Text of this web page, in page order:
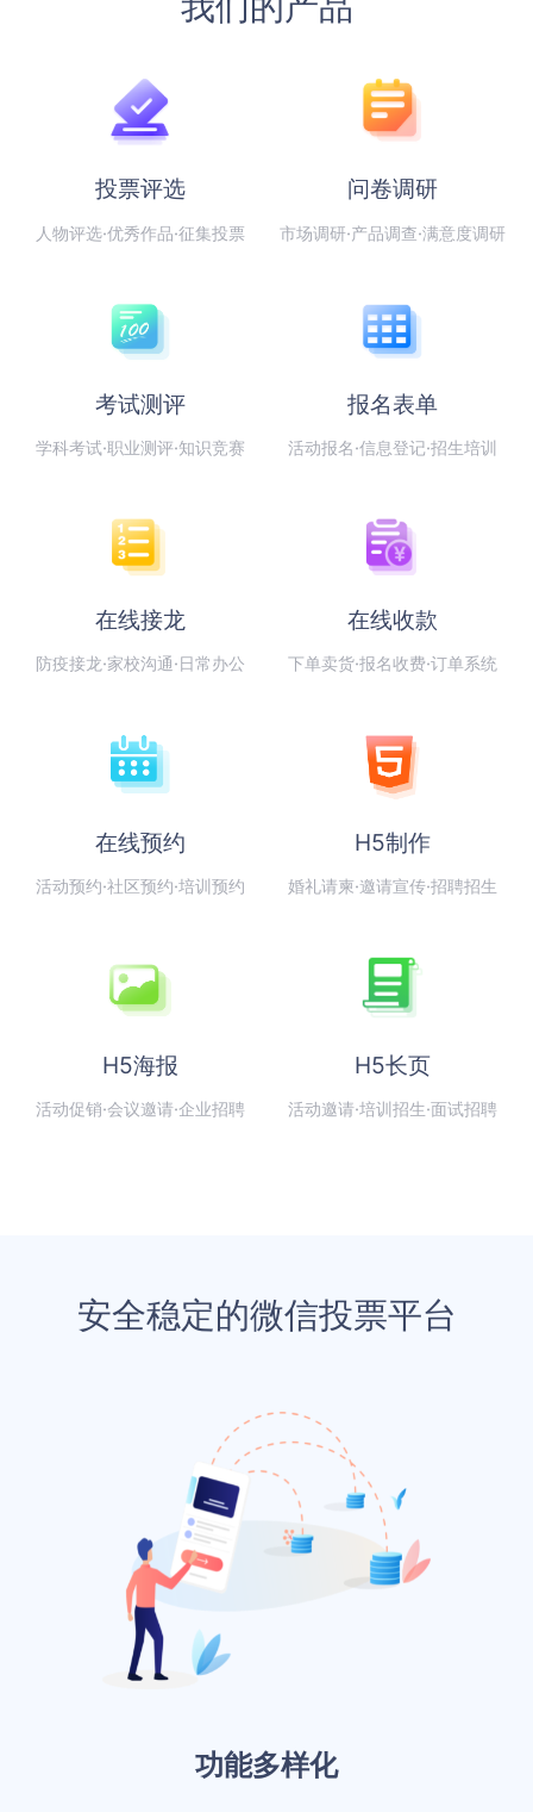
投票评选
人物评选·优秀作品·征集投票
问卷调研
市场调研·产品调查·满意度调研
考试测评
学科考试·职业测评·知识竞赛
报名表单
活动报名·信息登记·招生培训
在线接龙
防疫接龙·家校沟通·日常办公
在线收款
下单卖货·报名收费·订单系统
在线预约
活动预约·社区预约·培训预约
H5制作
婚礼请柬·邀请宣传·招聘招生
H5海报
活动促销·会议邀请·企业招聘
H5长页
活动邀请·培训招生·面试招聘
安全稳定的微信投票平台
功能多样化